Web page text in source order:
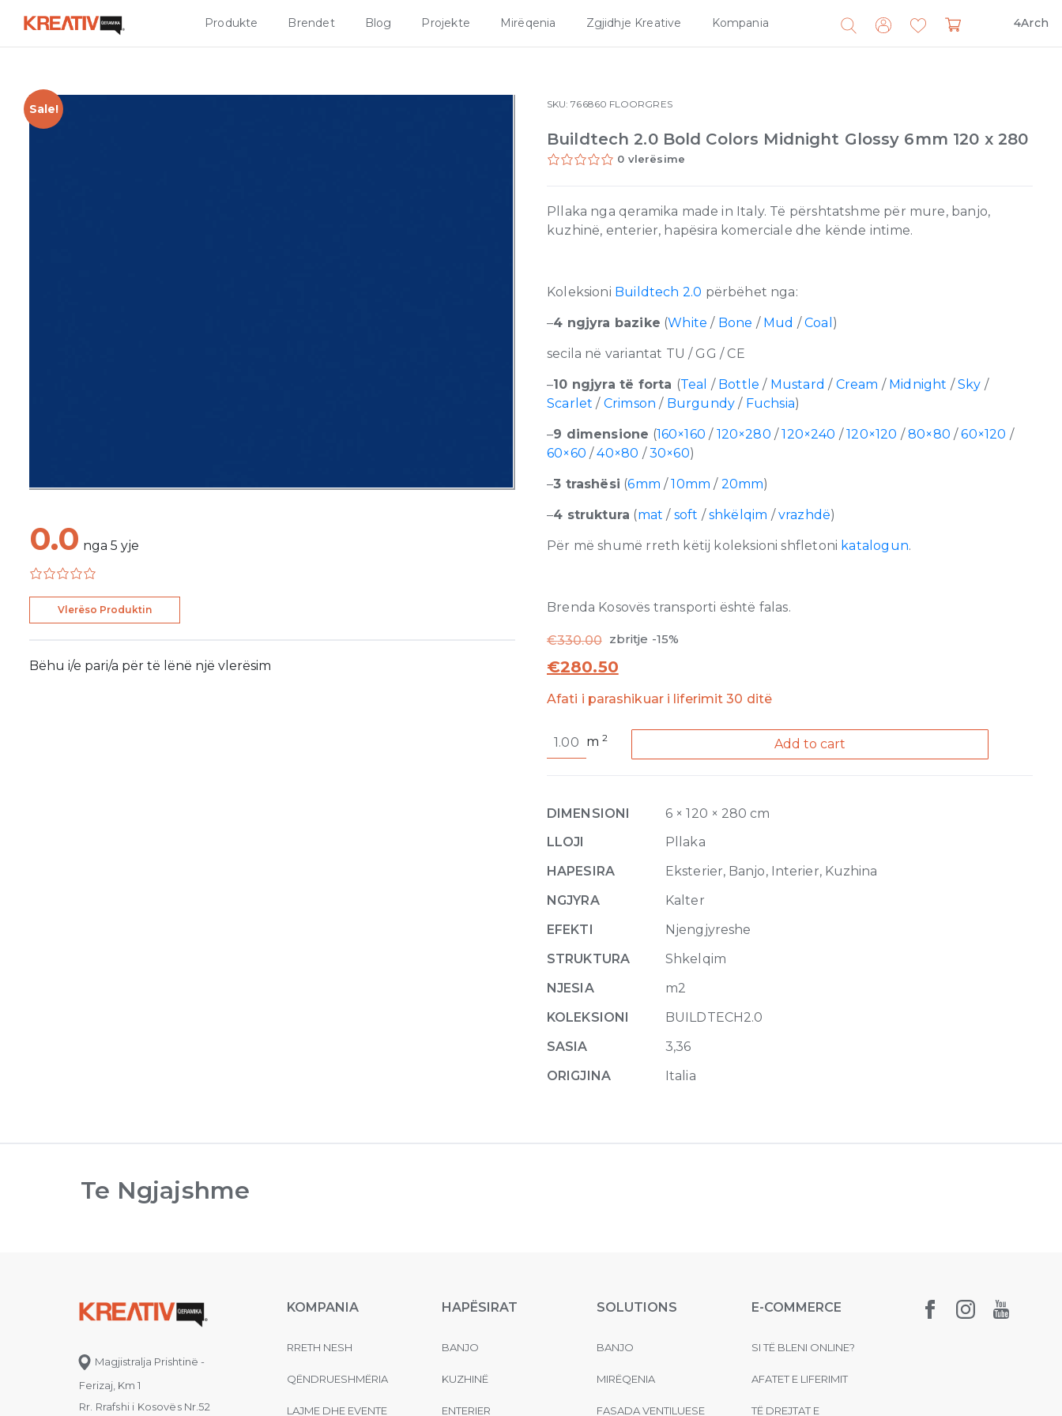
Produkte Brendet Blog Projekte Mirëqenia Zgjidhje Kreative Kompania 4Arch
Search
for:
Sale!
0.0 nga 5 yje
Vlerëso Produktin
Bëhu i/e pari/a për të lënë një vlerësim
SKU:766860 FLOORGRES
Buildtech 2.0 Bold Colors Midnight Glossy 6mm 120 x 280
0 vlerësime
Pllaka nga qeramika made in Italy. Të përshtatshme për mure, banjo,
kuzhinë, enterier, hapësira komerciale dhe kënde intime.
Koleksioni Buildtech 2.0 përbëhet nga:
–4 ngjyra bazike (White / Bone / Mud /Coal )
secila në variantat TU / GG / CE
–10 ngjyra të forta (Teal / Bottle / Mustard / Cream / Midnight /Sky /
Scarlet / Crimson / Burgundy / Fuchsia)
–9 dimensione (160×160 / 120×280 /120×240 /120×120 /80×80 /60×120 /
60×60 /40×80 /30×60)
–3 trashësi (6mm /10mm / 20mm)
–4 struktura (mat / soft /shkëlqim /vrazhdë)
Për më shumë rreth këtij koleksioni shfletoni katalogun.
Brenda Kosovës transporti është falas.
€330.00 zbritje -15%
€280.50
Afati i parashikuar i liferimit 30 ditë
2.0
Glossy
6mm
x
280
m2 Add to cart
DIMENSIONI
6 × 120 × 280 cm
LLOJI
Pllaka
HAPESIRA
Eksterier, Banjo, Interier, Kuzhina
NGJYRA
Kalter
EFEKTI
Njengjyreshe
STRUKTURA
Shkelqim
NJESIA
m2
KOLEKSIONI
BUILDTECH2.0
SASIA
3,36
ORIGJINA
Italia
Te Ngjajshme
Magjistralja Prishtinë -
Ferizaj, Km 1
Rr. Rrafshi i Kosovës Nr.52
KOMPANIA
RRETH NESH
QËNDRUESHMËRIA
LAJME DHE EVENTE
HAPËSIRAT
BANJO
KUZHINË
ENTERIER
SOLUTIONS
BANJO
MIRËQENIA
FASADA VENTILUESE
E-COMMERCE
SI TË BLENI ONLINE?
AFATET E LIFERIMIT
TË DREJTAT E